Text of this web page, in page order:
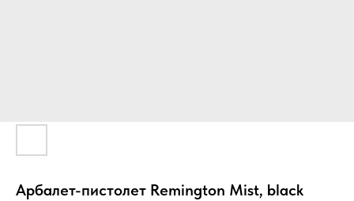
Арбалет-пистолет Remington Mist, black